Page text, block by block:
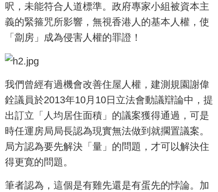
呎，未能符合人道標準。政府專家小組被資本主
義的緊箍咒所影響，無視香港人的基本人權，使
「劏房」成為侵害人權的罪證！
我們曾經有過機會改善住屋人權，建測規園謝偉
銓議員於2013年10月10日立法會動議辯論中，提
出訂立「人均居住面積」的議案獲得通過，可是
時任運房局局長認為現實無法做到就擱置議案。
局方認為要先解決「量」的問題，才可以解決住
得更寛的問題。
筆者認為，這個是有雞先還是有蛋先的悖論。加